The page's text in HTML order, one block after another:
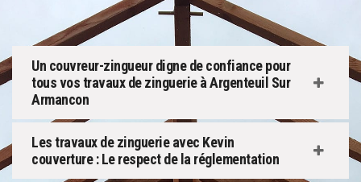
Un couvreur-zingueur digne de confiance pour
tous vos travaux de zinguerie à Argenteuil Sur
Armancon
Les travaux de zinguerie avec Kevin
couverture : Le respect de la réglementation